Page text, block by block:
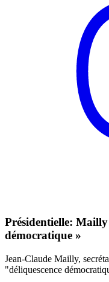
Présidentielle: Mailly
démocratique »
Jean-Claude Mailly,
"déliquescence